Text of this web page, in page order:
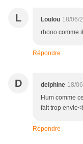
L Loulou 18/06/
rhooo comme
Répondre
D delphine 18/
Hum comme
fait trop
Répondre